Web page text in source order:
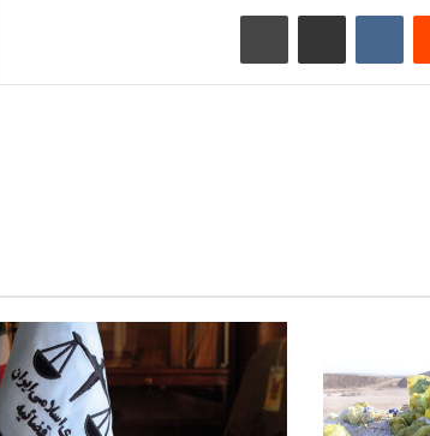
‫رددیت ‫VKontakte
اشتراک گذاری از طریق ایمیل چاپ